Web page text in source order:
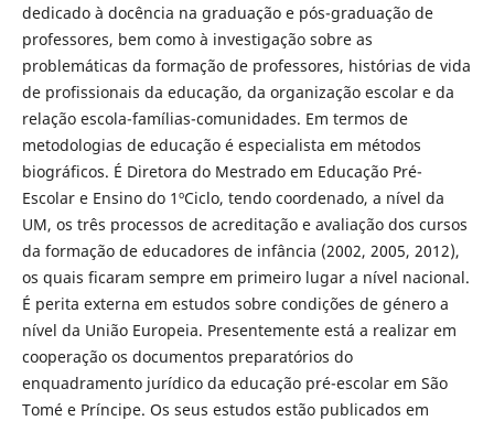
dedicado à docência na graduação e pós-graduação de
professores, bem como à investigação sobre as
problemáticas da formação de professores, histórias de vida
de profissionais da educação, da organização escolar e da
relação escola-famílias-comunidades. Em termos de
metodologias de educação é especialista em métodos
biográficos. É Diretora do Mestrado em Educação Pré-
Escolar e Ensino do 1ºCiclo, tendo coordenado, a nível da
UM, os três processos de acreditação e avaliação dos cursos
da formação de educadores de infância (2002, 2005, 2012),
os quais ficaram sempre em primeiro lugar a nível nacional.
É perita externa em estudos sobre condições de género a
nível da União Europeia. Presentemente está a realizar em
cooperação os documentos preparatórios do
enquadramento jurídico da educação pré-escolar em São
Tomé e Príncipe. Os seus estudos estão publicados em